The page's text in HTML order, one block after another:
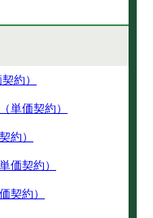
約）
単価契約）
約）
価契約）
契約）